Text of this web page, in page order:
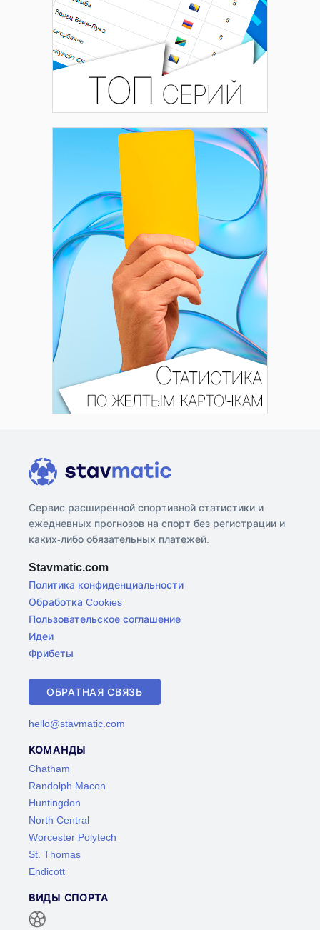
Сервис расширенной спортивной статистики и
ежедневных прогнозов на спорт без регистрации и
каких-либо обязательных платежей.
Stavmatic.com
Политика конфиденциальности
Обработка Cookies
Пользовательское соглашение
Идеи
Фрибеты
ОБРАТНАЯ СВЯЗЬ
hello@stavmatic.com
КОМАНДЫ
Chatham
Randolph Macon
Huntingdon
North Central
Worcester Polytech
St. Thomas
Endicott
ВИДЫ СПОРТА